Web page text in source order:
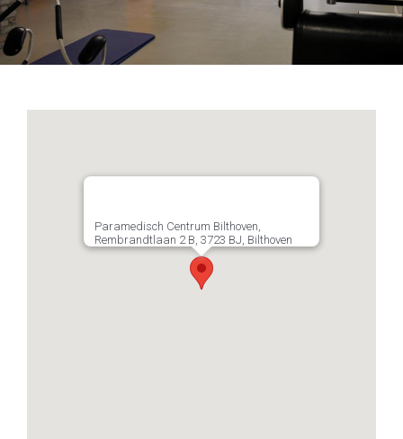
Paramedisch Centrum Bilthoven,
Rembrandtlaan 2 B, 3723 BJ, Bilthoven